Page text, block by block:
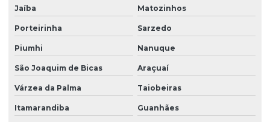
Jaíba Matozinhos
Porteirinha Sarzedo
Piumhi Nanuque
São Joaquim de Bicas Araçuaí
Várzea da Palma Taiobeiras
Itamarandiba Guanhães